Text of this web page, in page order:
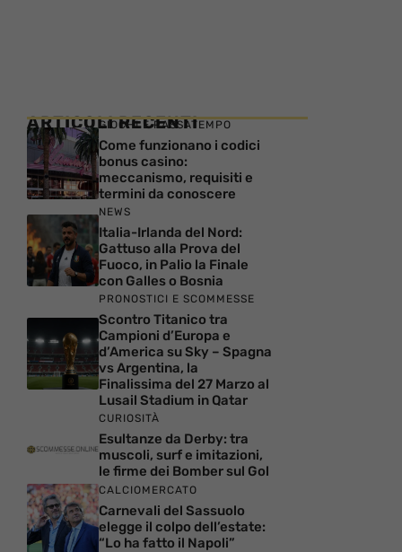
ARTICOLI RECENTI
GIOCHI E PASSATEMPO
Come funzionano i codici
bonus casino:
meccanismo, requisiti e
termini da conoscere
NEWS
Italia-Irlanda del Nord:
Gattuso alla Prova del
Fuoco, in Palio la Finale
con Galles o Bosnia
PRONOSTICI E SCOMMESSE
Scontro Titanico tra
Campioni d’Europa e
d’America su Sky – Spagna
vs Argentina, la
Finalissima del 27 Marzo al
Lusail Stadium in Qatar
CURIOSITÀ
Esultanze da Derby: tra
muscoli, surf e imitazioni,
le firme dei Bomber sul Gol
CALCIOMERCATO
Carnevali del Sassuolo
elegge il colpo dell’estate:
“Lo ha fatto il Napoli”